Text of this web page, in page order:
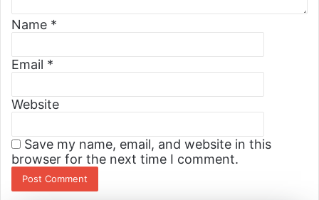
Name *
Email *
Website
Save my name, email, and website in this
browser for the next time I comment.